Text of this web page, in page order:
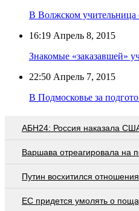
В Волжском учительница
16:19 Апрель 8, 2015
Знакомые «заказавшей»
22:50 Апрель 7, 2015
В Подмосковье за
АБН24: Россия наказала
Варшава отреагировала на
Путин восхитился
EC придется умолять о